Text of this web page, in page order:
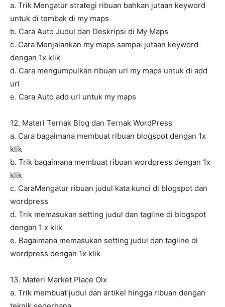
a. Trik Mengatur strategi ribuan bahkan jutaan keyword
untuk di tembak di my maps
b. Cara Auto Judul dan Deskripsi di My Maps
c. Cara Menjalankan my maps sampai jutaan keyword
dengan 1x klik
d. Cara mengumpulkan ribuan url my maps untuk di add
url
e. Cara Auto add url untuk my maps
12. Materi Ternak Blog dan Ternak WordPress
a. Cara bagaimana membuat ribuan blogspot dengan 1x
klik
b. Trik bagaimana membuat ribuan wordpress dengan 1x
klik
c. CaraMengatur ribuan judul kata kunci di blogspot dan
wordpress
d. Trik memasukan setting judul dan tagline di blogspot
dengan 1 x klik
e. Bagaimana memasukan setting judul dan tagline di
wordpress dengan 1x klik
13. Materi Market Place Olx
a. Trik membuat judul dan artikel hingga ribuan dengan